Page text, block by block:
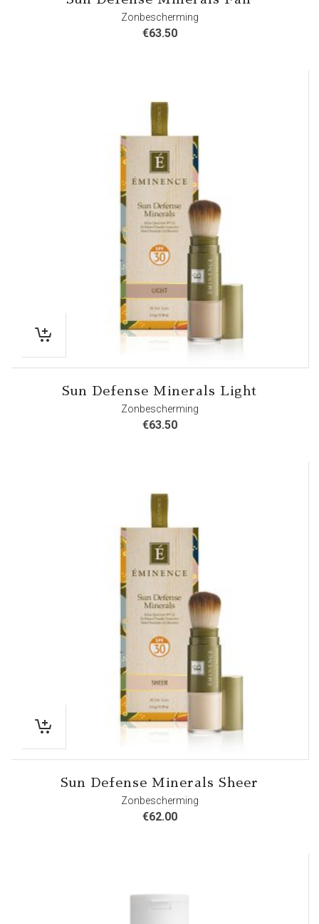
Zonbescherming
€63.50
Sun Defense Minerals Light
Zonbescherming
€63.50
Sun Defense Minerals Sheer
Zonbescherming
€62.00